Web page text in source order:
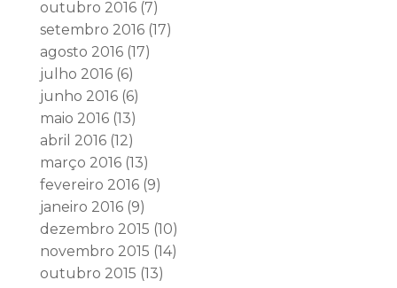
outubro 2016(7)
setembro 2016(17)
agosto 2016(17)
julho 2016(6)
junho 2016(6)
maio 2016(13)
abril 2016(12)
março 2016(13)
fevereiro 2016(9)
janeiro 2016(9)
dezembro 2015 (10)
novembro 2015 (14)
outubro 2015 (13)